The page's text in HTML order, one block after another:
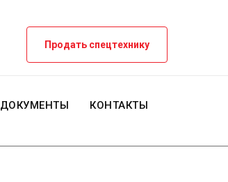
Продать спецтехнику
ДОКУМЕНТЫ КОНТАКТЫ